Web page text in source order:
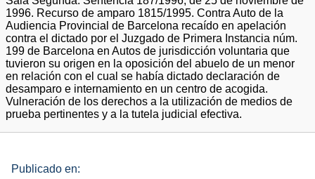
1996. Recurso de amparo 1815/1995. Contra Auto de la
Audiencia Provincial de Barcelona recaído en apelación
contra el dictado por el Juzgado de Primera Instancia núm.
199 de Barcelona en Autos de jurisdicción voluntaria que
tuvieron su origen en la oposición del abuelo de un menor
en relación con el cual se había dictado declaración de
desamparo e internamiento en un centro de acogida.
Vulneración de los derechos a la utilización de medios de
prueba pertinentes y a la tutela judicial efectiva.
Publicado en: